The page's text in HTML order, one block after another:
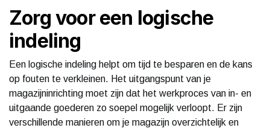
Zorg voor een logische
indeling
Een logische indeling helpt om tijd te besparen en de kans
op fouten te verkleinen. Het uitgangspunt van je
magazijninrichting moet zijn dat het werkproces van in- en
uitgaande goederen zo soepel mogelijk verloopt. Er zijn
verschillende manieren om je magazijn overzichtelijk en